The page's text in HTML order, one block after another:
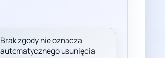
Brak zgody nie oznacza
automatycznego usunięcia